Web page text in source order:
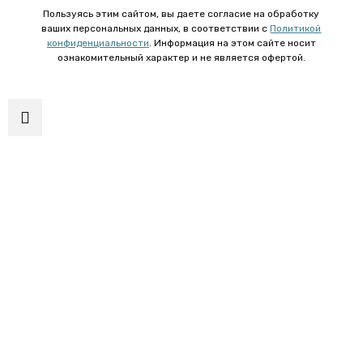
Пользуясь этим сайтом, вы даете согласие на обработку
ваших персональных данных, в соответствии сПолитикой
конфиденциальности. Информация на этом сайте носит
ознакомительный характер и не является офертой.